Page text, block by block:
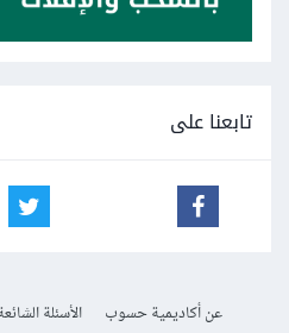
تابعنا على
عن أكاديمية حسوب الأسئلة الشائعة